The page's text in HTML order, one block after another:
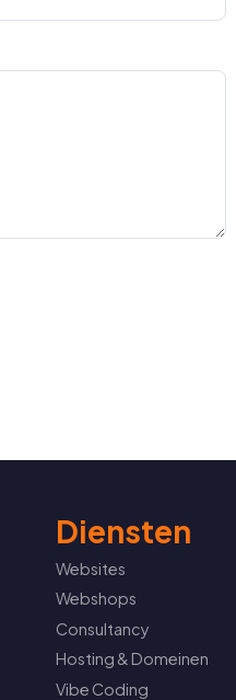
Diensten
Websites
Webshops
Consultancy
Hosting & Domeinen
Vibe Coding